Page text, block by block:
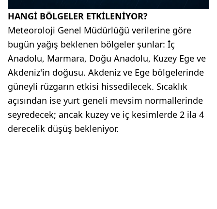
HANGİ BÖLGELER ETKİLENİYOR?
Meteoroloji Genel Müdürlüğü verilerine göre
bugün yağış beklenen bölgeler şunlar: İç
Anadolu, Marmara, Doğu Anadolu, Kuzey Ege ve
Akdeniz'in doğusu. Akdeniz ve Ege bölgelerinde
güneyli rüzgarın etkisi hissedilecek. Sıcaklık
açısından ise yurt geneli mevsim normallerinde
seyredecek; ancak kuzey ve iç kesimlerde 2 ila 4
derecelik düşüş bekleniyor.